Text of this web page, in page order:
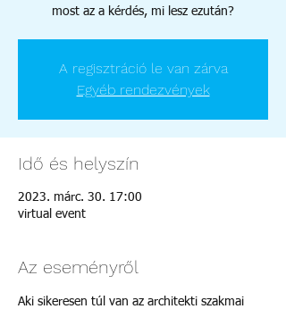
most az a kérdés, mi lesz ezután?
A regisztráció le van zárva
Egyéb rendezvények
Idő és helyszín
2023. márc. 30. 17:00
virtual event
Az eseményről
Aki sikeresen túl van az architekti szakmai